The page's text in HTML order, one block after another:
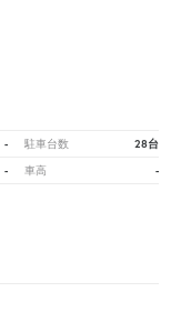
- 駐車台数 28台
- 車高 -